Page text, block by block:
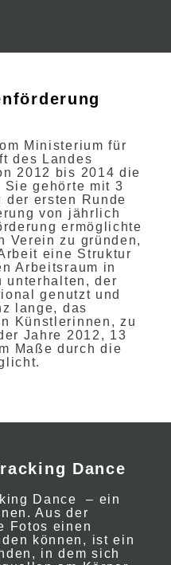
Ministerium für
des Landes
2012 bis 2014 die
Sie gehörte mit 3
der ersten Runde
von jährlich
ermöglichte
Verein zu gründen,
eine Struktur
Arbeitsraum in
unterhalten, der
genutzt und
lange, das
Künstlerinnen, zu
Jahre 2012, 13
Maße durch die
Dance
Dance – ein
Aus der
Fotos einen
können, ist ein
in dem sich